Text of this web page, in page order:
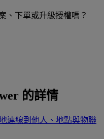
、下單或升級授權嗎？
的詳情
連線到他人、地點與物聯